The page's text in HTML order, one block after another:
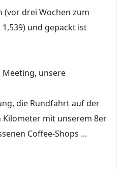
(vor drei Wochen zum
und gepackt ist
unsere
die Rundfahrt auf der
Kilometer mit unserem 8er
Coffee-Shops ...